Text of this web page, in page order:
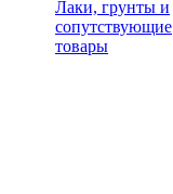
Лаки, грунты и
сопутствующие
товары